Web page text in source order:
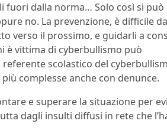
fuori dalla norma… Solo così si
no. La prevenzione, è difficile da
verso il prossimo, e guidarli a
è vittima di cyberbullismo può
scolastico del
complesse anche con denunce.
e superare la situazione per
dagli insulti diffusi in rete che